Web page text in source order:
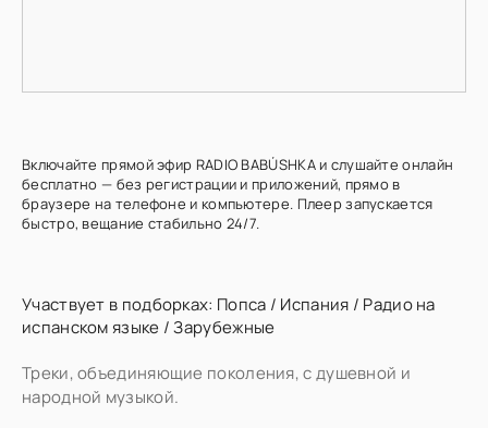
Включайте прямой эфир RADIO BABÚSHKA и слушайте онлайн
бесплатно — без регистрации и приложений, прямо в
браузере на телефоне и компьютере. Плеер запускается
быстро, вещание стабильно 24/7.
Участвует в подборках: Попса / Испания / Радио на
испанском языке /Зарубежные
Треки, объединяющие поколения, с душевной и
народной музыкой.